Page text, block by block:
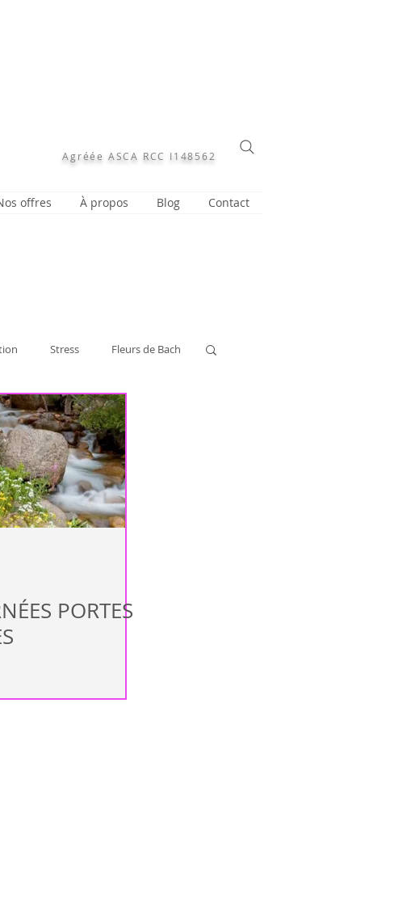
Agréée ASCA RCC I148562
offres À propos Blog Contact
Stress Fleurs de Bach
allopathiq Cellules saines
arthrose Risques
PORTES